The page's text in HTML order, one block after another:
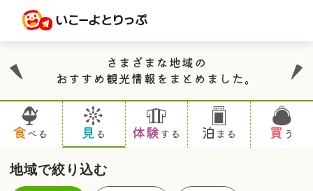
さまざまな地域の
おすすめ観光情報をまとめました。
食べる 見 る 体験する 泊 まる 買う
地域で絞り込む